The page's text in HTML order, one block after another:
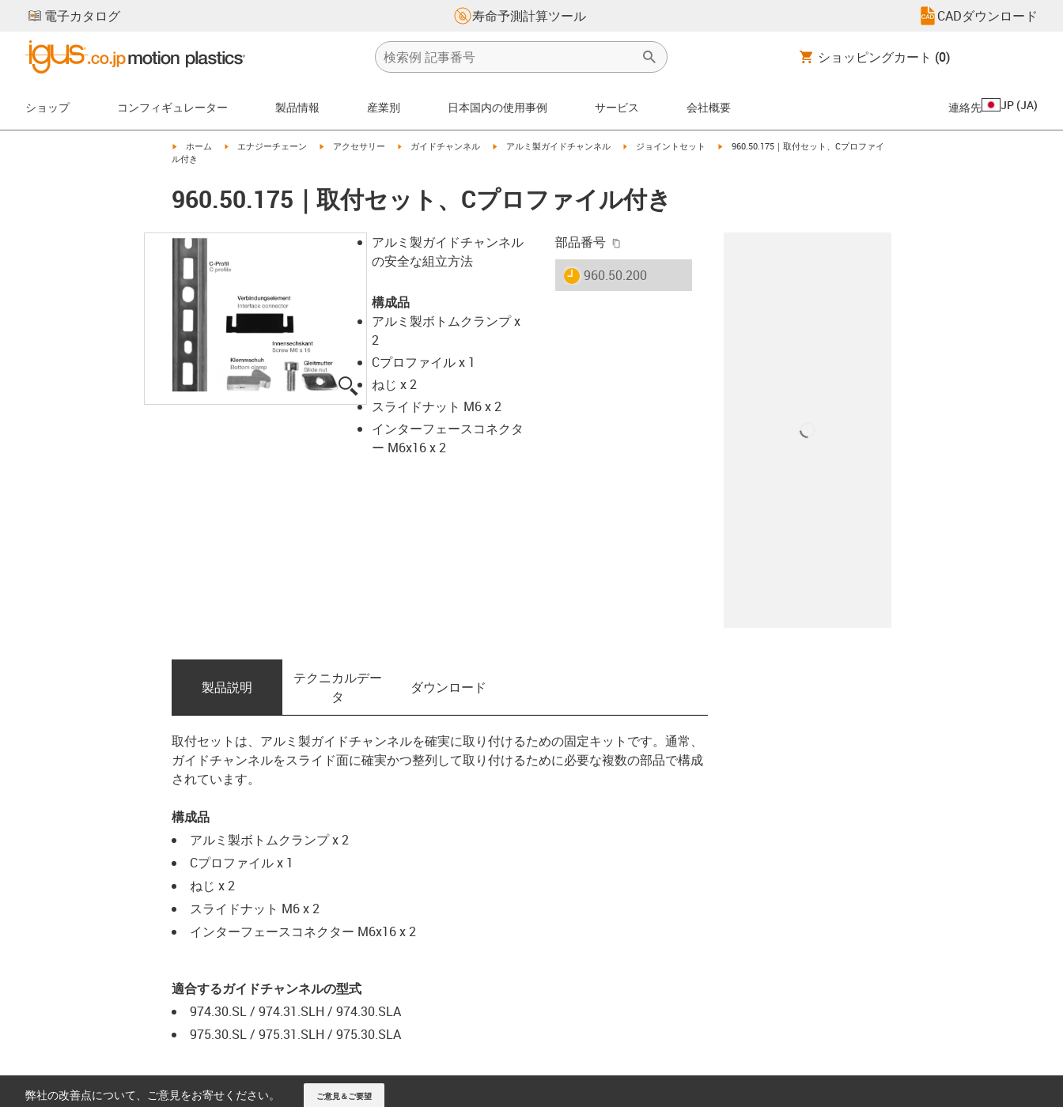
電子カタログ 寿命予測計算ツール CADダウンロード
ショッピングカート (0)
ショップ コンフィギュレーター 製品情報 産業別 日本国内の使用事例 サービス 会社概要 連絡先 JP (JA)
igus-icon-arrow-right
ホーム igus-icon-arrow-right
エナジーチェーン igus-icon-arrow-right
アクセサリー igus-icon-arrow-right
ガイドチャンネル igus-icon-arrow-right
アルミ製ガイドチャンネル igus-icon-arrow-right
ジョイントセット igus-icon-arrow-right
960.50.175｜取付セット、Cプロファイ
ル付き
960.50.175｜取付セット、Cプロファイル付き
igus-icon-lupe
アルミ製ガイドチャンネル
の安全な組立方法
構成品
アルミ製ボトムクランプ x
2
Cプロファイル x 1
ねじ x 2
スライドナット M6 x 2
インターフェースコネクタ
ー M6x16 x 2
部品番号
igus-icon-lieferzeit
960.50.200
製品説明
テクニカルデー
タ
ダウンロード
取付セットは、アルミ製ガイドチャンネルを確実に取り付けるための固定キットです。通常、
ガイドチャンネルをスライド面に確実かつ整列して取り付けるために必要な複数の部品で構成
されています。
構成品
アルミ製ボトムクランプ x 2
Cプロファイル x 1
ねじ x 2
スライドナット M6 x 2
インターフェースコネクター M6x16 x 2
適合するガイドチャンネルの型式
974.30.SL / 974.31.SLH / 974.30.SLA
975.30.SL / 975.31.SLH / 975.30.SLA
弊社の改善点について、ご意見をお寄せください。 ご意見＆ご要望